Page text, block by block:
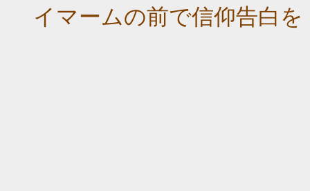
イマームの前で信仰告白を